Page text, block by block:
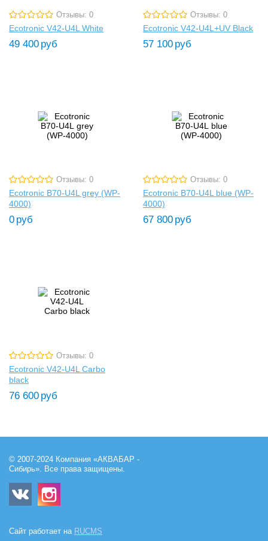
Отзывы: 0
Ecotronic V42-U4L White
49 400 руб
Отзывы: 0
Ecotronic V42-U4L+UV Black
57 100 руб
Отзывы: 0
Ecotronic B70-U4L grey (WP-
4000)
0 руб
Отзывы: 0
Ecotronic B70-U4L blue (WP-
4000)
67 800 руб
Отзывы: 0
Ecotronic V42-U4L Carbo
black
76 600 руб
© 2007-2024 Компания «АКВАБАР -
Сибирь». Все права защищены.
Сайт работает на RUCMS